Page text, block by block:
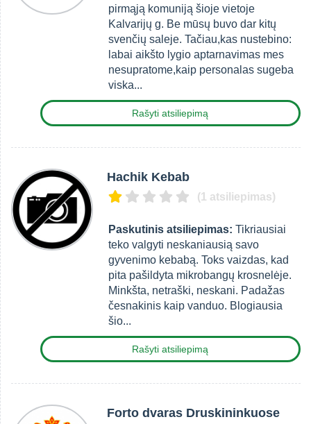
pirmąją komuniją šioje vietoje
Kalvarijų g. Be mūsų buvo dar kitų
svenčių saleje. Tačiau,kas nustebino:
labai aikšto lygio aptarnavimas mes
nesupratome,kaip personalas sugeba
viska...
Rašyti atsiliepimą
Hachik Kebab
(1 atsiliepimas)
Paskutinis atsiliepimas: Tikriausiai
teko valgyti neskaniausią savo
gyvenimo kebabą. Toks vaizdas, kad
pita pašildyta mikrobangų krosnelėje.
Minkšta, netraški, neskani. Padažas
česnakinis kaip vanduo. Blogiausia
šio...
Rašyti atsiliepimą
Forto dvaras Druskininkuose